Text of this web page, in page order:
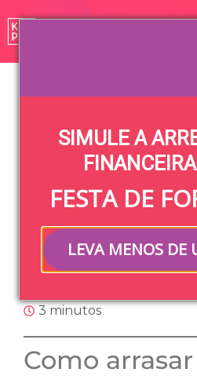
SIMULE A
FESTA DE
LEVA MENOS
Home»Blog»Formatura»O
O dia de
formatura
para ela!
3 minutos
Como